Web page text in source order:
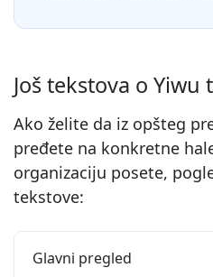
Još tekstova o Yiwu
Ako želite da iz opšteg
pređete na konkretne
organizaciju posete,
tekstove:
Glavni pregled